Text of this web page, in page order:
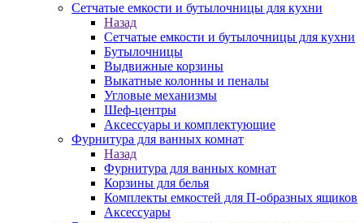
Сетчатые емкости и бутылочницы для кухни
Назад
Сетчатые емкости и бутылочницы для кухни
Бутылочницы
Выдвижные корзины
Выкатные колонны и пеналы
Угловые механизмы
Шеф-центры
Аксессуары и комплектующие
Фурнитура для ванных комнат
Назад
Фурнитура для ванных комнат
Корзины для белья
Комплекты емкостей для П-образных ящиков
Аксессуары